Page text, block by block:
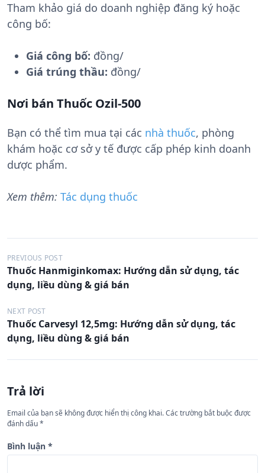
Tham khảo giá do doanh nghiệp đăng ký hoặc
công bố:
Giá công bố: đồng/
Giá trúng thầu: đồng/
Nơi bán Thuốc Ozil-500
Bạn có thể tìm mua tại các nhà thuốc, phòng
khám hoặc cơ sở y tế được cấp phép kinh doanh
dược phẩm.
Xem thêm: Tác dụng thuốc
Đ
i
u
h
ư
n
b
à
i
PREVIOUS POST
Thuốc Hanmiginkomax: Hướng dẫn sử dụng, tác
dụng, liều dùng & giá bán
NEXT POST
Thuốc Carvesyl 12,5mg: Hướng dẫn sử dụng, tác
dụng, liều dùng & giá bán
Trả lời
Email của bạn sẽ không được hiển thị công khai.Các trường bắt buộc được
đánh dấu*
Bình luận *